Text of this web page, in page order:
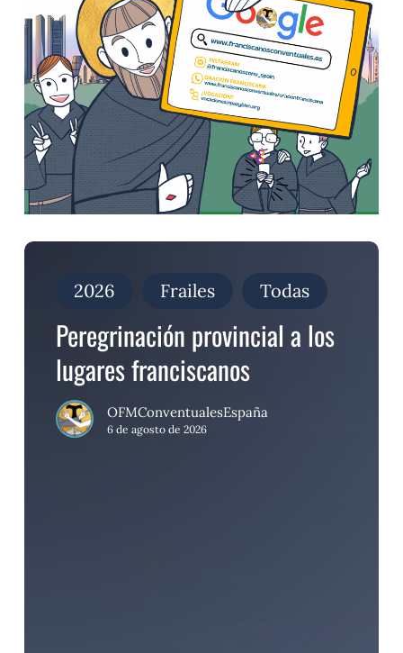
Peregrinación
franciscanos
2026 Frailes Todas
Peregrinación provincial a los
lugares franciscanos
OFMConventualesEspaña
6 de agosto de 2026